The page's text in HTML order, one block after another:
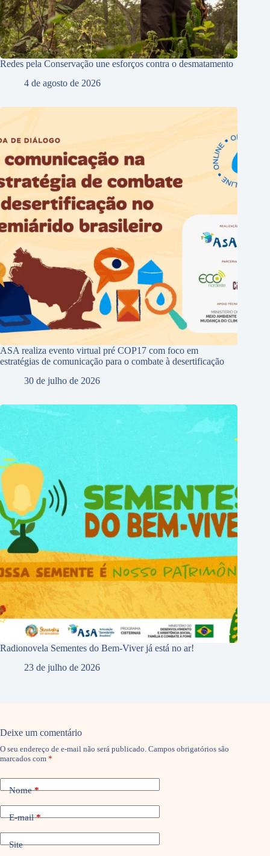
Redes pela Conservação une esforços contra o desmatamento
4 de agosto de 2026
ASA realiza evento virtual pré COP17 com foco em
estratégias de comunicação para o combate à desertificação
30 de julho de 2026
Radionovela Sementes do Bem-Viver já está no ar!
23 de julho de 2026
Deixe um comentário
O seu endereço de e-mail não será publicado. Campos obrigatórios são
marcados com *
Nome*
E-mail*
Site